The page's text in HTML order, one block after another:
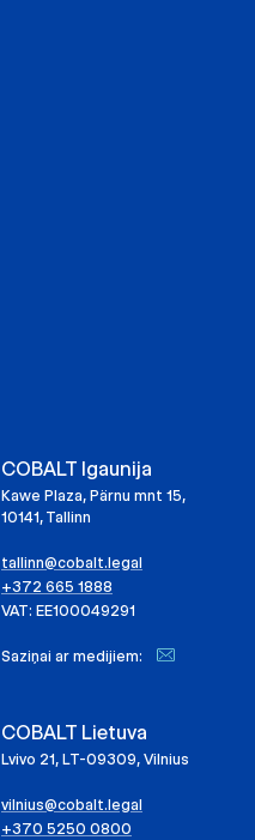
COBALT Igaunija
Kawe Plaza, Pärnu mnt 15,
10141, Tallinn
tallinn@cobalt.legal
+372 665 1888
VAT: EE100049291
Saziņai ar medijiem:
COBALT Lietuva
Lvivo 21, LT-09309, Vilnius
vilnius@cobalt.legal
+370 5250 0800